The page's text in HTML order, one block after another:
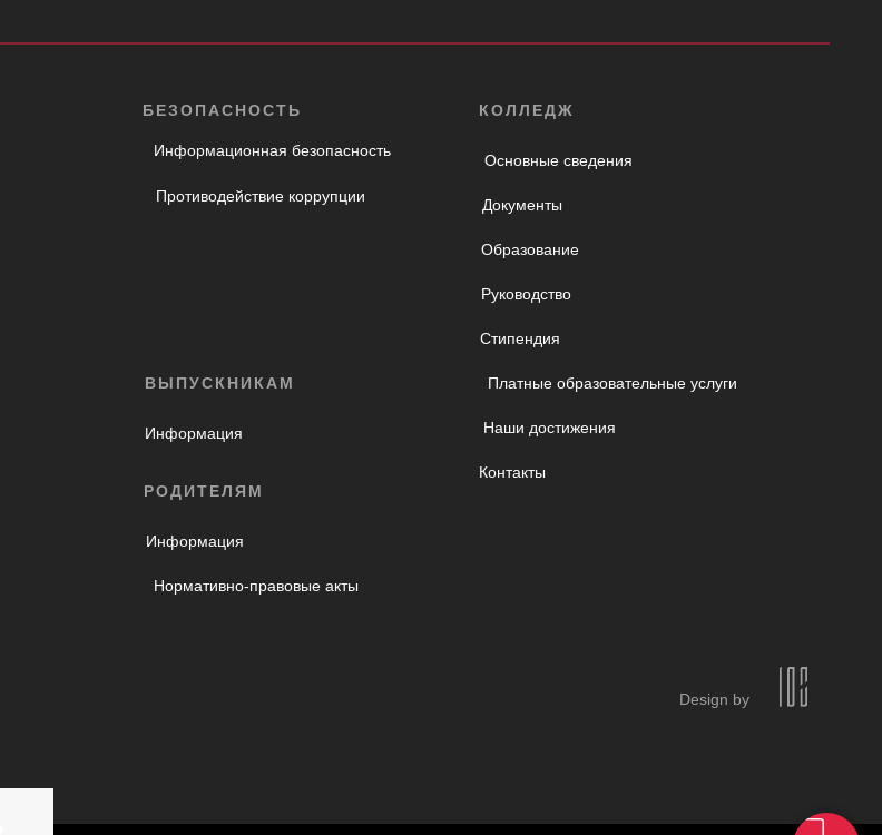
КОЛЛЕДЖ
Основные сведения
Документы
Образование
Руководство
Стипендия
Платные образовательные услуги
Наши достижения
Контакты
ВЫПУСКНИКАМ
РОДИТЕЛЯМ
БЕЗОПАСНОСТЬ
Информационная безопасность
Противодействие коррупции
Design by
Информация
Нормативно-правовые акты
Информация